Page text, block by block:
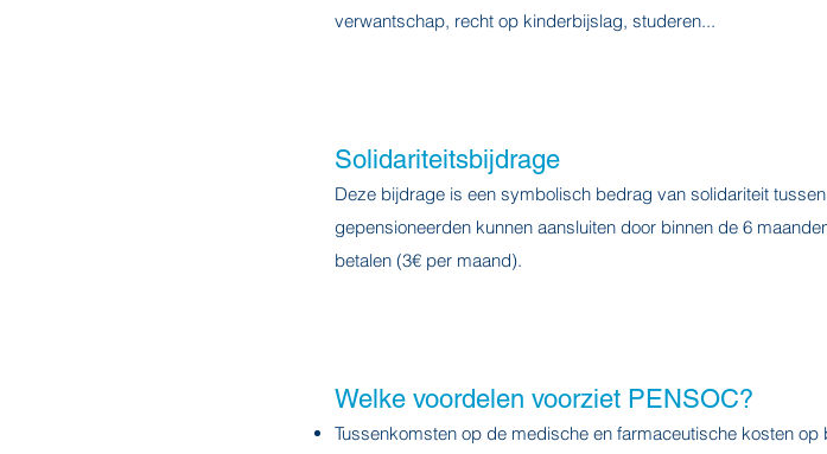
verwantschap, recht op kinderbijslag, studeren...
Solidariteitsbijdrage
Deze bijdrage is een symbolisch bedrag van solidariteit
gepensioneerden kunnen aansluiten door binnen de 6
betalen (3€ per maand).
Welke voordelen voorziet PENSOC?
Tussenkomsten op de medische en farmaceutische kosten